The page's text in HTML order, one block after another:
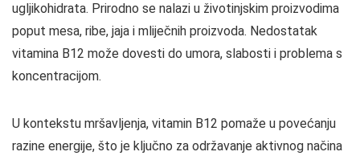
ugljikohidrata. Prirodno se nalazi u životinjskim proizvodima
poput mesa, ribe, jaja i mliječnih proizvoda. Nedostatak
vitamina B12 može dovesti do umora, slabosti i problema s
koncentracijom.
U kontekstu mršavljenja, vitamin B12 pomaže u povećanju
razine energije, što je ključno za održavanje aktivnog načina